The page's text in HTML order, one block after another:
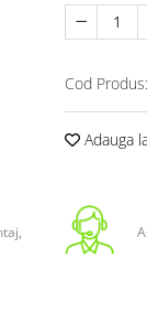
Cod Produs:
Adauga